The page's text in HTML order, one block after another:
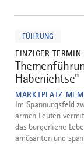
FÜHRUNG
EINZIGER TERMIN
3
Habenichtse"
MARKTPLATZ
Im Spannungsfeld
armen Leuten
das bürgerliche
amüsanten und